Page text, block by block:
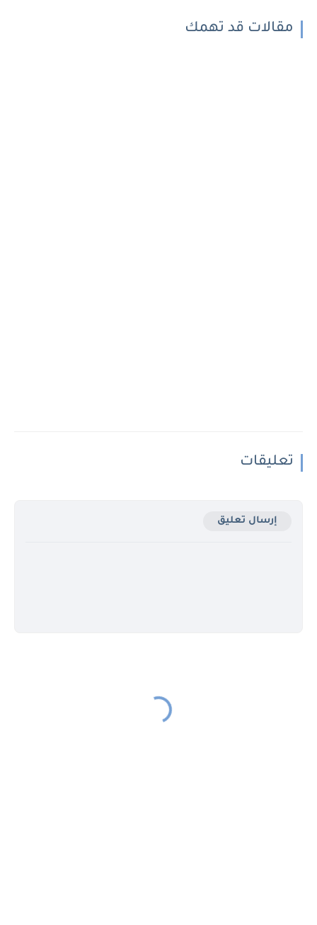
مقالات قد تهمك
تعليقات
إرسال تعليق